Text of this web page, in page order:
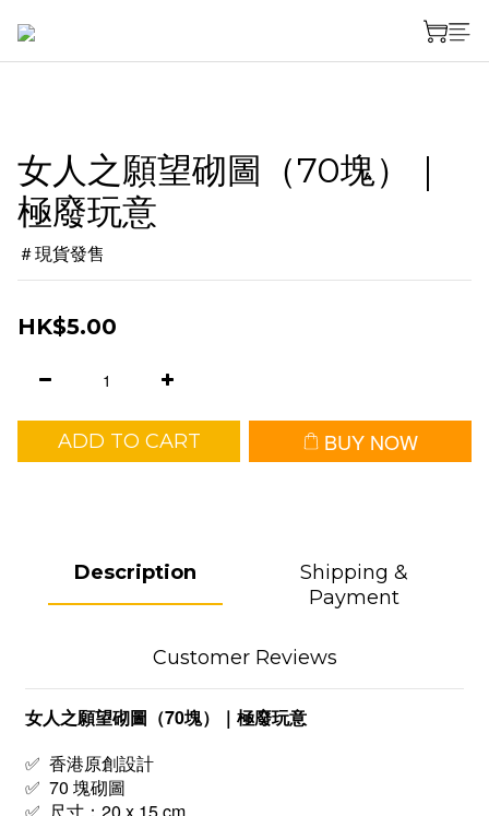
女人之願望砌圖（70塊）｜
極廢玩意
＃現貨發售
HK$5.00
ADD TO CART BUY NOW
Description
Shipping &
Payment
Customer Reviews
女人之願望砌圖（70塊）｜極廢玩意
✅ 香港原創設計
✅ 70 塊砌圖